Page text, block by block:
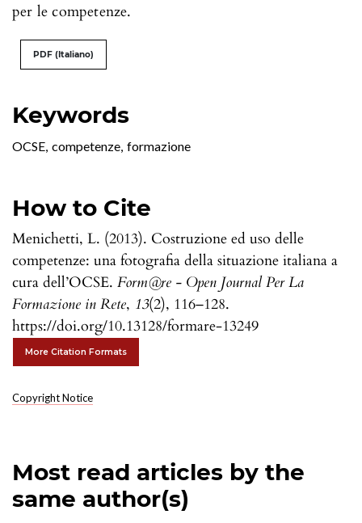
Keywords
OCSE competenze formazione
How to Cite
Menichetti, L. (2013). Costruzione ed uso delle
competenze: una fotografia della situazione italiana a
cura dell’OCSE. Form@re - Open Journal Per La
Formazione in Rete, 13(2), 116–128.
https://doi.org/10.13128/formare-13249
More Citation Formats
Copyright Notice
per le competenze.
PDF (Italiano)
Most read articles by the
same author(s)